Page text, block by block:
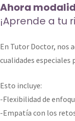
Ahora
¡Aprende a tu
En Tutor Doctor, nos
cualidades
Esto incluye:
-Flexibilidad de
-Empatía con los